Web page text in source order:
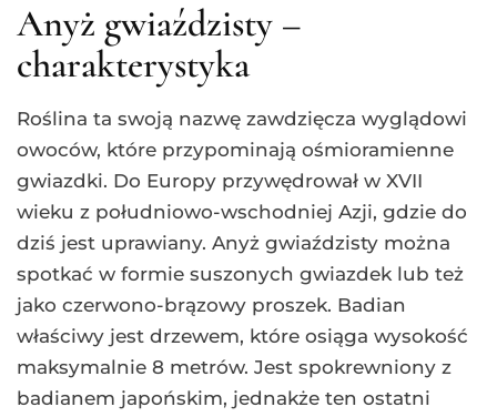
Anyż gwiaździsty –
charakterystyka
Roślina ta swoją nazwę zawdzięcza wyglądowi
owoców, które przypominają ośmioramienne
gwiazdki. Do Europy przywędrował w XVII
wieku z południowo-wschodniej Azji, gdzie do
dziś jest uprawiany. Anyż gwiaździsty można
spotkać w formie suszonych gwiazdek lub też
jako czerwono-brązowy proszek. Badian
właściwy jest drzewem, które osiąga wysokość
maksymalnie 8 metrów. Jest spokrewniony z
badianem japońskim, jednakże ten ostatni